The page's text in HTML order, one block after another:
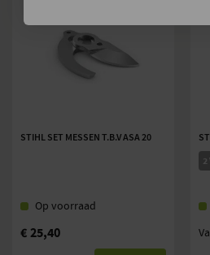
STIHL SET MESSEN T.B.V ASA 20
Op voorraad
€25,40
2